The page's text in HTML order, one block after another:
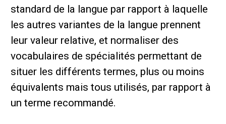
standard de la langue par rapport à laquelle
les autres variantes de la langue prennent
leur valeur relative, et normaliser des
vocabulaires de spécialités permettant de
situer les différents termes, plus ou moins
équivalents mais tous utilisés, par rapport à
un terme recommandé.